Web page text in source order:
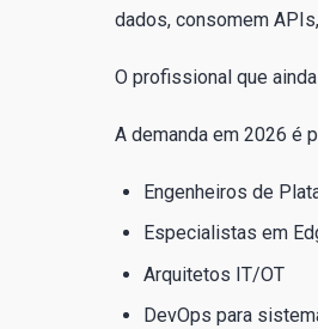
dados, consomem
O profissional que
A demanda em 2026 é
Engenheiros de
Especialistas em
Arquitetos IT/OT
DevOps para